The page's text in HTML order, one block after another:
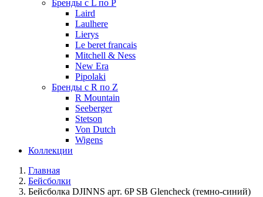
Бренды с L по P
Laird
Laulhere
Lierys
Le beret francais
Mitchell & Ness
New Era
Pipolaki
Бренды с R по Z
R Mountain
Seeberger
Stetson
Von Dutch
Wigens
Коллекции
Главная
Бейсболки
Бейсболка DJINNS арт. 6P SB Glencheck (темно-синий)